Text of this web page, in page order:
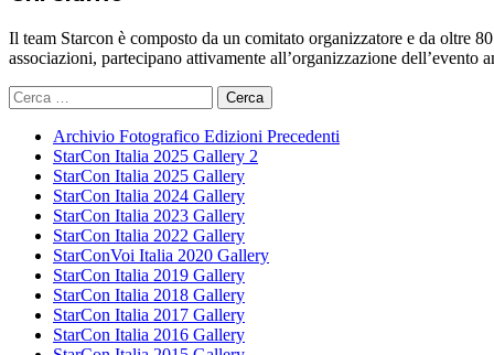
Il team Starcon è composto da un comitato organizzatore e da oltre
associazioni, partecipano attivamente all’organizzazione
Ricerca
per:
Archivio Fotografico Edizioni Precedenti
StarCon Italia 2025 Gallery 2
StarCon Italia 2025 Gallery
StarCon Italia 2024 Gallery
StarCon Italia 2023 Gallery
StarCon Italia 2022 Gallery
StarConVoi Italia 2020 Gallery
StarCon Italia 2019 Gallery
StarCon Italia 2018 Gallery
StarCon Italia 2017 Gallery
StarCon Italia 2016 Gallery